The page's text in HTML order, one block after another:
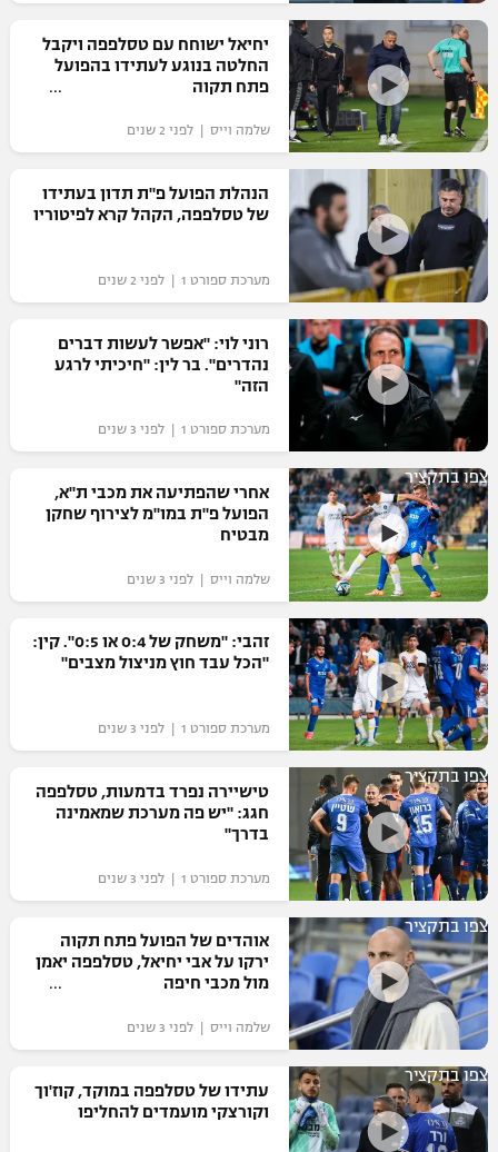
רשיון להקרנה פומבית לבית עסק
הצטרפות לחבילת הערוצים
לוח דרושים – ג'ובנט
תגיות
המגזין
יחיאל ישוחח עם טסלפפה ויקבל
החלטה בנוגע לעתידו בהפועל
פתח תקוה
שלמה וייס | לפני 2 שנים
הנהלת הפועל פ"ת תדון בעתידו
של טסלפפה, הקהל קרא לפיטוריו
מערכת ספורט 1 | לפני 2 שנים
רוני לוי: "אפשר לעשות דברים
נהדרים". בר לין: "חיכיתי לרגע
הזה"
מערכת ספורט 1 | לפני 3 שנים
צפו בתקציר
אחרי שהפתיעה את מכבי ת"א,
הפועל פ"ת במו"מ לצירוף שחקן
מבטיח
שלמה וייס | לפני 3 שנים
זהבי: "משחק של 0:4 או 0:5". קין:
"הכל עבד חוץ מניצול מצבים"
מערכת ספורט 1 | לפני 3 שנים
צפו בתקציר
טישיירה נפרד בדמעות, טסלפפה
חגג: "יש פה מערכת שמאמינה
בדרך"
מערכת ספורט 1 | לפני 3 שנים
צפו בתקציר
אוהדים של הפועל פתח תקוה
ירקו על אבי יחיאל, טסלפפה יאמן
מול מכבי חיפה
שלמה וייס | לפני 3 שנים
צפו בתקציר
עתידו של טסלפפה במוקד, קוז'וך
וקורצקי מועמדים להחליפו